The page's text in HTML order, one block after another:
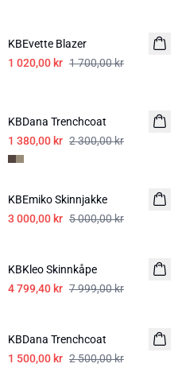
KBEvette Blazer
1 020,00 kr 1 700,00 kr
KBDana Trenchcoat
1 380,00 kr 2 300,00 kr
-40%
KBEmiko Skinnjakke
3 000,00 kr 5 000,00 kr
KBKleo Skinnkåpe
4 799,40 kr 7 999,00 kr
KBDana Trenchcoat
1 500,00 kr 2 500,00 kr